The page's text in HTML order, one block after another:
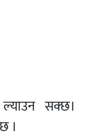
सक्छ।
।